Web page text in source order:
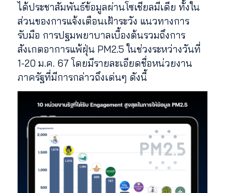
ได้ประชาสัมพันธ์ข้อมูลผ่านโซเชียลมีเดีย ทั้งใน
ส่วนของการแจ้งเตือนเฝ้าระวัง แนวทางการ
รับมือ การปฐมพยาบาลเบื้องต้นรวมถึงการ
สังเกตอาการแพ้ฝุ่น PM2.5 ในช่วงระหว่างวันที่
1-20 ม.ค. 67 โดยมีรายละเอียดชื่อหน่วยงาน
ภาครัฐที่มีการกล่าวถึงเด่นๆ ดังนี้